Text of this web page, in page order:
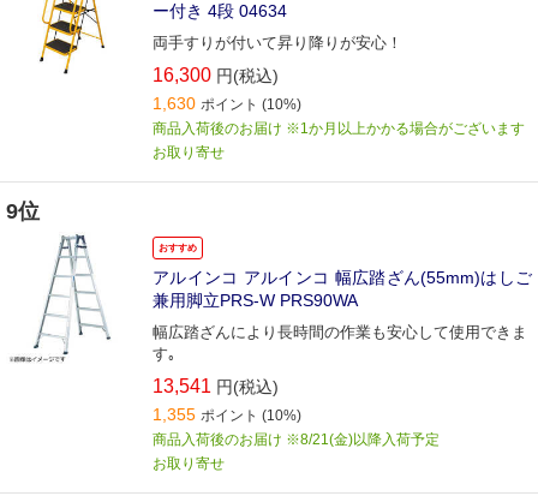
ー付き 4段 04634
両手すりが付いて昇り降りが安心！
16,300 円(税込)
1,630 ポイント (10%)
商品入荷後のお届け ※1か月以上かかる場合がございます
お取り寄せ
9位
おすすめ
アルインコ アルインコ 幅広踏ざん(55mm)はしご
兼用脚立PRS-W PRS90WA
幅広踏ざんにより長時間の作業も安心して使用できま
す｡
13,541 円(税込)
1,355 ポイント (10%)
商品入荷後のお届け ※8/21(金)以降入荷予定
お取り寄せ